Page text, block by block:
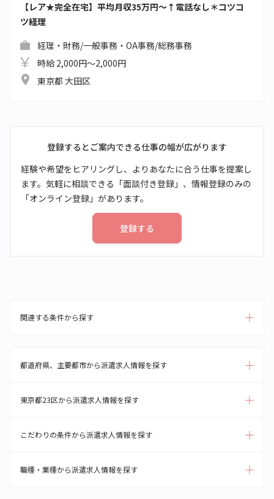
【レア★完全在宅】平均月収35万円～↑電話なし＊コツコ
ツ経理
経理・財務/一般事務・OA事務/総務事務
時給 2,000円～2,000円
東京都 大田区
登録するとご案内できる仕事の幅が広がります
経験や希望をヒアリングし、よりあなたに合う仕事を提案し
ます。気軽に相談できる「面談付き登録」、情報登録のみの
「オンライン登録」があります。
登録する
関連する条件から探す
都道府県、主要都市から派遣求人情報を探す
東京都23区から派遣求人情報を探す
こだわりの条件から派遣求人情報を探す
職種・業種から派遣求人情報を探す